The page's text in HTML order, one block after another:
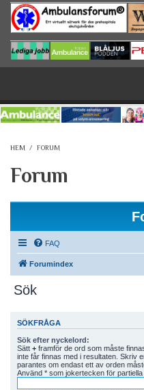
Hoppa till huvudinnehåll
HEM / FORUM
Forum